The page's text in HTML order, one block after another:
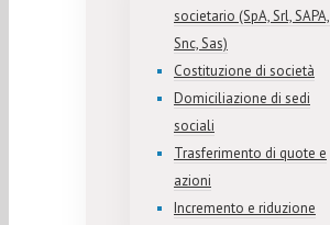
societario (SpA, Srl, SAPA,
Snc, Sas)
Costituzione di società
Domiciliazione di sedi
sociali
Trasferimento di quote e
azioni
Incremento e riduzione